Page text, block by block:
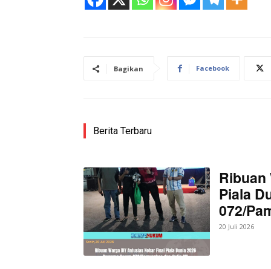
Bagikan Facebook
Berita Terbaru
Ribuan
Piala
072/
20 Juli 2026